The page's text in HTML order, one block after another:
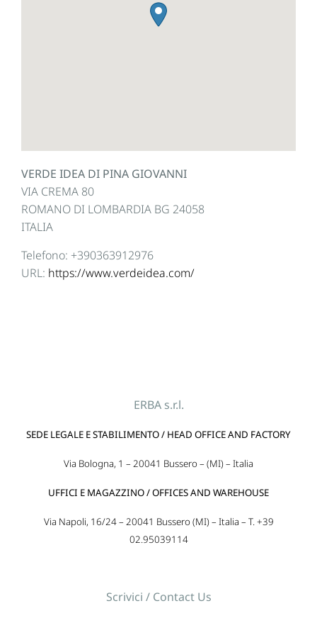
VERDE IDEA DI PINA GIOVANNI
VIA CREMA 80
ROMANO DI LOMBARDIA BG 24058
ITALIA
Telefono: +390363912976
URL: https://www.verdeidea.com/
ERBA s.r.l.
SEDE LEGALE E STABILIMENTO / HEAD OFFICE AND FACTORY
Via Bologna, 1 – 20041 Bussero – (MI) – Italia
UFFICI E MAGAZZINO / OFFICES AND WAREHOUSE
Via Napoli, 16/24 – 20041 Bussero (MI) – Italia – T. +39
02.95039114
Scrivici / Contact Us